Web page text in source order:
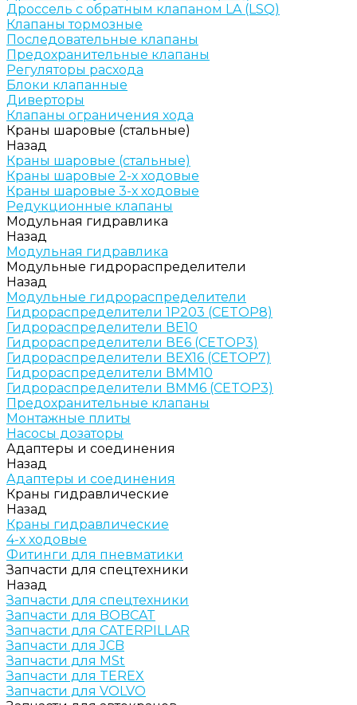
Дроссель с обратным клапаном LA (LSQ)
Клапаны тормозные
Последовательные клапаны
Предохранительные клапаны
Регуляторы расхода
Блоки клапанные
Диверторы
Клапаны ограничения хода
Краны шаровые (стальные)
Назад
Краны шаровые (стальные)
Краны шаровые 2-х ходовые
Краны шаровые 3-х ходовые
Редукционные клапаны
Модульная гидравлика
Назад
Модульная гидравлика
Модульные гидрораспределители
Назад
Модульные гидрораспределители
Гидрораспределители 1Р203 (CETOP8)
Гидрораспределители ВЕ10
Гидрораспределители ВЕ6 (CETOP3)
Гидрораспределители ВЕХ16 (CETOP7)
Гидрораспределители ВММ10
Гидрораспределители ВММ6 (CETOP3)
Предохранительные клапаны
Монтажные плиты
Насосы дозаторы
Адаптеры и соединения
Назад
Адаптеры и соединения
Краны гидравлические
Назад
Краны гидравлические
4-х ходовые
Фитинги для пневматики
Запчасти для спецтехники
Назад
Запчасти для спецтехники
Запчасти для BOBCAT
Запчасти для CATERPILLAR
Запчасти для JCB
Запчасти для MSt
Запчасти для TEREX
Запчасти для VOLVO